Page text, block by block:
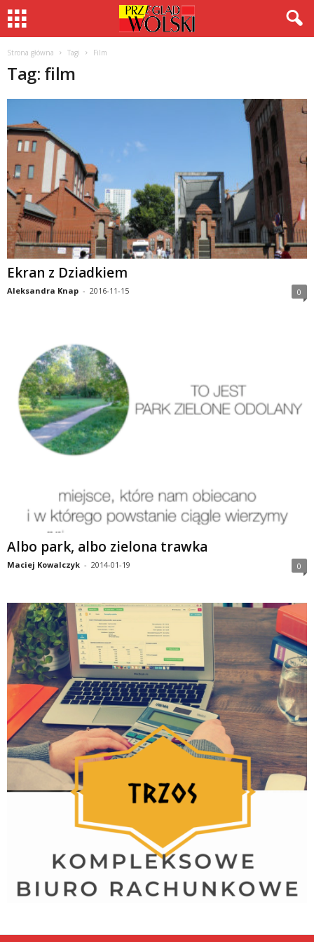
Strona główna Tagi Film
Tag: film
Ekran z Dziadkiem
Aleksandra Knap - 2016-11-15 0
Albo park, albo zielona trawka
Maciej Kowalczyk - 2014-01-19 0